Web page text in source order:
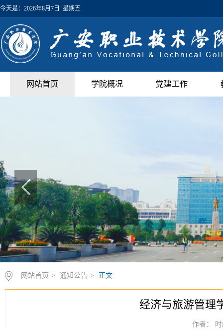
今天是： 2026年8月7日 星期五
网站首页 学院概况 党建工作
网站首页 > 通知公告 > 正文
经济与旅游管理
作者： 时